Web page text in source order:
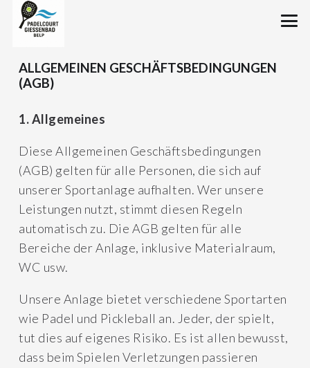
ALLGEMEINEN GESCHÄFTSBEDINGUNGEN
(AGB)
1. Allgemeines
Diese Allgemeinen Geschäftsbedingungen
(AGB) gelten für alle Personen, die sich auf
unserer Sportanlage aufhalten. Wer unsere
Leistungen nutzt, stimmt diesen Regeln
automatisch zu. Die AGB gelten für alle
Bereiche der Anlage, inklusive Materialraum,
WC usw.
Unsere Anlage bietet verschiedene Sportarten
wie Padel und Pickleball an. Jeder, der spielt,
tut dies auf eigenes Risiko. Es ist allen bewusst,
dass beim Spielen Verletzungen passieren